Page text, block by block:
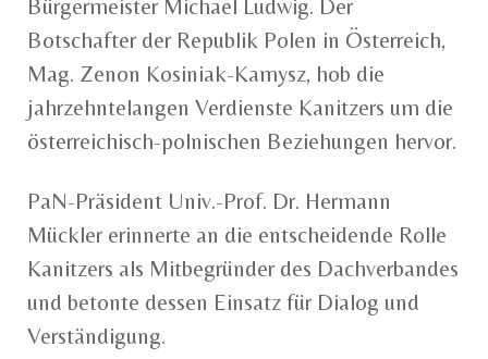
Bürgermeister Michael Ludwig. Der
Botschafter der Republik Polen in Österreich,
Mag. Zenon Kosiniak-Kamysz, hob die
jahrzehntelangen Verdienste Kanitzers um die
österreichisch-polnischen Beziehungen hervor.
PaN-Präsident Univ.-Prof. Dr. Hermann
Mückler erinnerte an die entscheidende Rolle
Kanitzers als Mitbegründer des Dachverbandes
und betonte dessen Einsatz für Dialog und
Verständigung.